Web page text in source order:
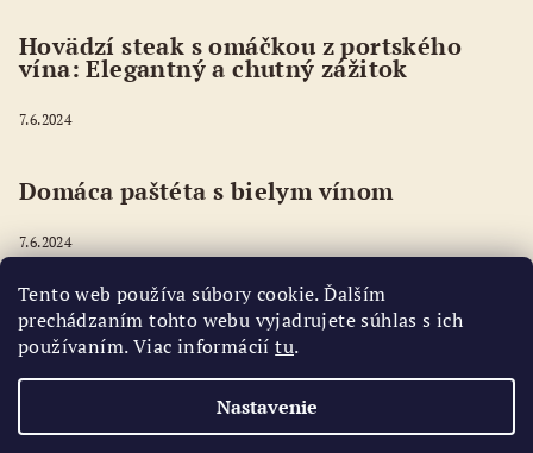
Tento web používa súbory cookie. Ďalším
prechádzaním tohto webu vyjadrujete súhlas s ich
používaním. Viac informáciítu.
Nastavenie
Hovädzí steak s omáčkou z portského
vína: Elegantný a chutný zážitok
7.6.2024
Domáca paštéta s bielym vínom
7.6.2024
Šafránové rizoto - Risotto alla milanese